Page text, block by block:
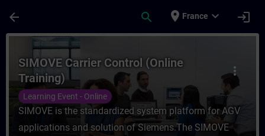
arrow_back search place France expand_more login
Cours - SIMOVE Carrier Control (Online
more_vert
SIMOVE Carrier Control (Online
Training)
Learning Event - Online
SIMOVE is the standardized system platform for AGV
applications and solution of Siemens.The SIMOVE